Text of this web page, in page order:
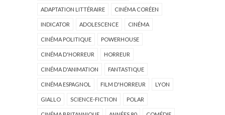
ADAPTATION LITTÉRAIRE CINÉMA CORÉEN
INDICATOR ADOLESCENCE CINÉMA
CINÉMA POLITIQUE POWERHOUSE
CINÉMA D'HORREUR HORREUR
CINÉMA D'ANIMATION FANTASTIQUE
CINÉMA ESPAGNOL FILM D'HORREUR LYON
GIALLO SCIENCE-FICTION POLAR